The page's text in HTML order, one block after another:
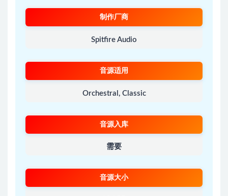
制作厂商
Spitfire Audio
音源适用
Orchestral, Classic
音源入库
需要
音源大小